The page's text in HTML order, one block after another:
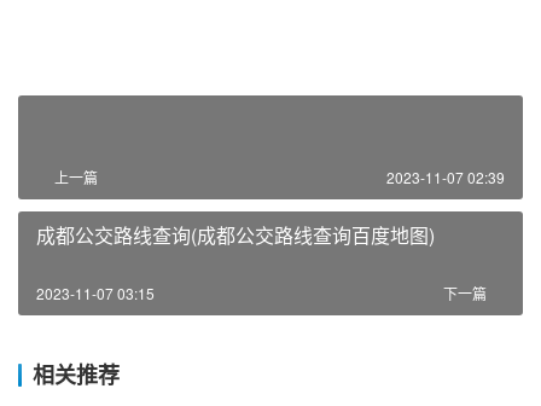
上一篇 2023-11-07 02:39
成都公交路线查询(成都公交路线查询百度地图)
下一篇
2023-11-07 03:15
相关推荐